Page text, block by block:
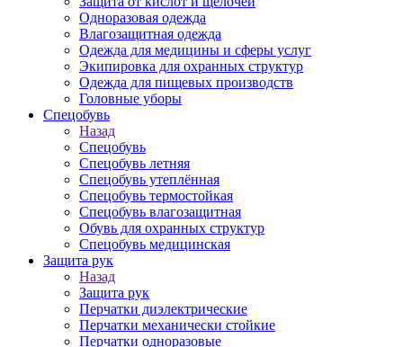
Одноразовая одежда
Влагозащитная одежда
Одежда для медицины и сферы услуг
Экипировка для охранных структур
Одежда для пищевых производств
Головные уборы
Спецобувь
Назад
Спецобувь
Спецобувь летняя
Спецобувь утеплённая
Спецобувь термостойкая
Спецобувь влагозащитная
Обувь для охранных структур
Спецобувь медицинская
Защита рук
Назад
Защита рук
Перчатки диэлектрические
Перчатки механически стойкие
Перчатки одноразовые